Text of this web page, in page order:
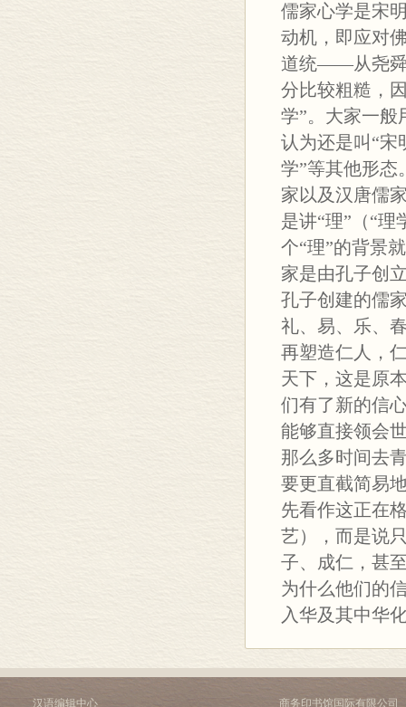
儒家心学是宋
动机，即应对
道统——从尧舜
分比较粗糙，
学”。大家一般
认为还是叫“宋
学”等其他形态
家以及汉唐儒
是讲“理”（“理
个“理”的背景
家是由孔子创
孔子创建的儒
礼、易、乐、
再塑造仁人，
天下，这是原
们有了新的信
能够直接领会
那么多时间去
要更直截简易
先看作这正在
艺），而是说
子、成仁，甚
为什么他们的
入华及其中华
汉语编辑中心 商务印书馆国际有限公司